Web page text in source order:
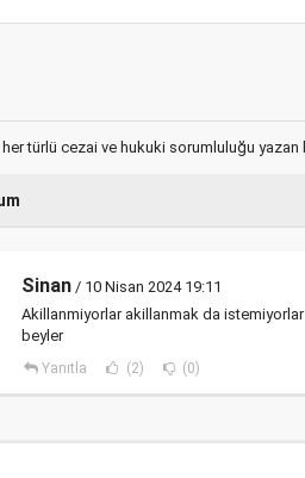
her türlü cezai ve hukuki sorumluluğu
Sinan / 10 Nisan 2024 19:11
Akillanmiyorlar akillanmak da
beyler
Yanıtla (2) (0)